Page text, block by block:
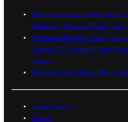
Kesultanan Ternate Angkat
Matraman, Menolak Keras Ujaran
Semifinal Membara : Hasby Yusuf
Spanyol 3-1, Siapkan Ribuan
Orange
Pelepasan Dua Paskibra Malut
Tentang Kami
Kontak